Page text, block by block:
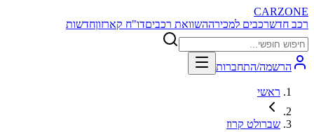
CARZONE
רכב חדשרכבים למכירההשוואת רכביםדו"ח קארזוןחדשות
הרשמה/התחברות
ראשי
שברולט קרוז